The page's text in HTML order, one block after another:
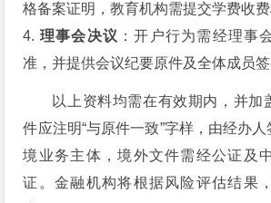
格备案证明，教育机构需提交学费收费
4. 理事会决议 ：开户行为需经理事
准，并提供会议纪要原件及全体成员签
以上资料均需在有效期内，并加
件应注明“与原件一致”字样，由经办
境业务主体，境外文件需经公证及
证。金融机构将根据风险评估结果